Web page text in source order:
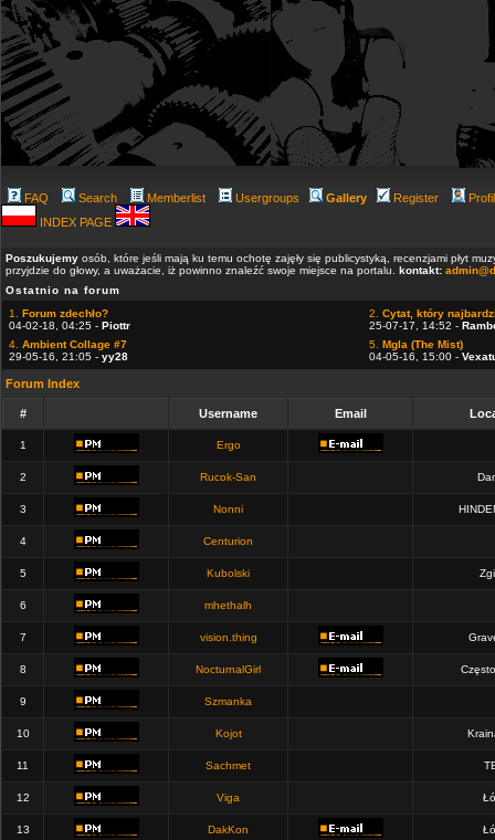
FAQ Search Memberlist Usergroups Gallery Register
INDEX PAGE
Poszukujemy osób, które jeśli mają ku temu ochotę zajęły się publicystyką, recenzjami płyt
przyjdzie do głowy, a uważacie, iż powinno znaleźć swoje miejsce na portalu. kontakt:
Ostatnio na forum
1. Forum zdechło?
04-02-18, 04:25 - Piottr
2. Cytat, który
25-07-17, 14:52 -
4. Ambient Collage #7
29-05-16, 21:05 - yy28
5. Mgla (The Mist)
04-05-16, 15:00 -
Forum Index
# Username Email
1 Ergo
2 Rucok-San
3 Nonni
4 Centurion
5 Kubolski
6 mhethalh
7 vision.thing
8 NocturnalGirl
9 Szmanka
10 Kojot
11 Sachmet
12 Viga
13 DakKon